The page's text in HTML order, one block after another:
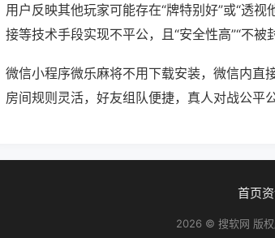
用户反映其他玩家可能存在“牌特别好”或“透
接等技术手段实现不平公，且“安全性高”“不被封
微信小程序微乐麻将不用下载安装，微信内直
房间规则灵活，好友组队便捷，真人对战公平
首页
2026 © 搜软网 版